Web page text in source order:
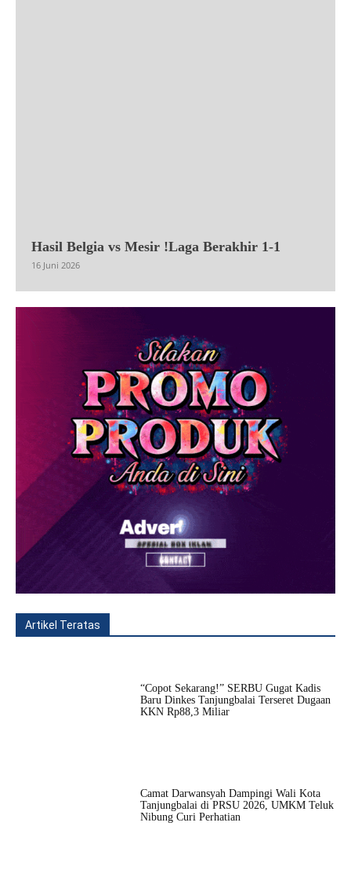
Hasil Belgia vs Mesir !Laga Berakhir 1-1
16 Juni 2026
Artikel Teratas
“Copot Sekarang!” SERBU Gugat Kadis
Baru Dinkes Tanjungbalai Terseret Dugaan
KKN Rp88,3 Miliar
Camat Darwansyah Dampingi Wali Kota
Tanjungbalai di PRSU 2026, UMKM Teluk
Nibung Curi Perhatian